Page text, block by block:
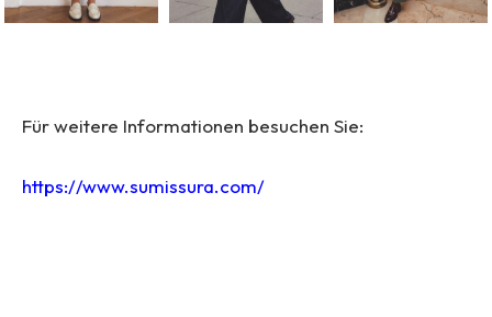
Für weitere Informationen besuchen Sie:
https://www.sumissura.com/